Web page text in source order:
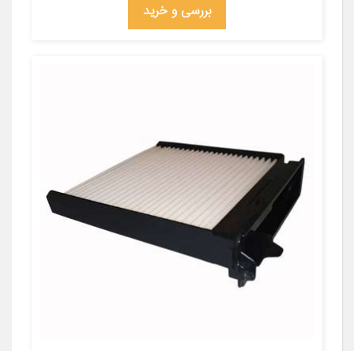
بررسی و خرید